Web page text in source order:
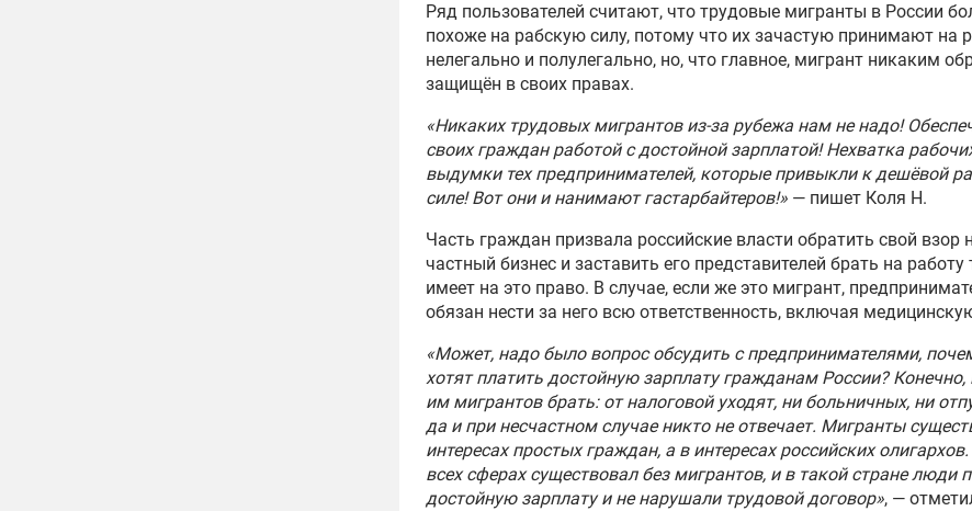
Ряд пользователей считают, что трудовые мигранты в России
похоже на рабскую силу, потому что их зачастую принимают на
нелегально и полулегально, но, что главное, мигрант никаким
защищён в своих правах.
«Никаких трудовых мигрантов из-за рубежа нам не надо!
своих граждан работой с достойной зарплатой! Нехватка
выдумки тех предпринимателей, которые привыкли к дешёвой
силе! Вот они и нанимают гастарбайтеров!» — пишет Коля Н.
Часть граждан призвала российские власти обратить свой взор
частный бизнес и заставить его представителей брать на работу
имеет на это право. В случае, если же это мигрант,
обязан нести за него всю ответственность, включая
«Может, надо было вопрос обсудить с предпринимателями,
хотят платить достойную зарплату гражданам России? Конечно,
им мигрантов брать: от налоговой уходят, ни больничных, ни
да и при несчастном случае никто не отвечает. Мигранты
интересах простых граждан, а в интересах российских
всех сферах существовал без мигрантов, и в такой стране люди
достойную зарплату и не нарушали трудовой договор», —